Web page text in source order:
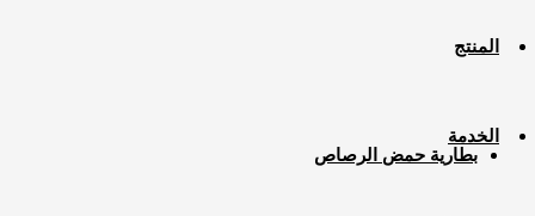
المنتج
بطارية حمض الرصاص
الخدمة